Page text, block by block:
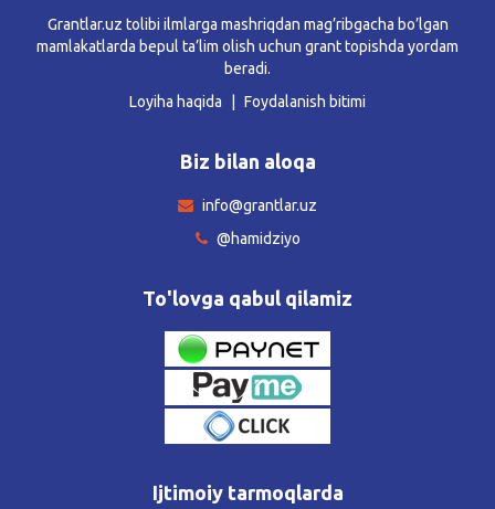
Grantlar.uz tolibi ilmlarga mashriqdan mag’ribgacha bo’lgan
mamlakatlarda bepul ta’lim olish uchun grant topishda yordam
beradi.
Loyiha haqida
Foydalanish bitimi
Biz bilan aloqa
info@grantlar.uz
@hamidziyo
To'lovga qabul qilamiz
Ijtimoiy tarmoqlarda